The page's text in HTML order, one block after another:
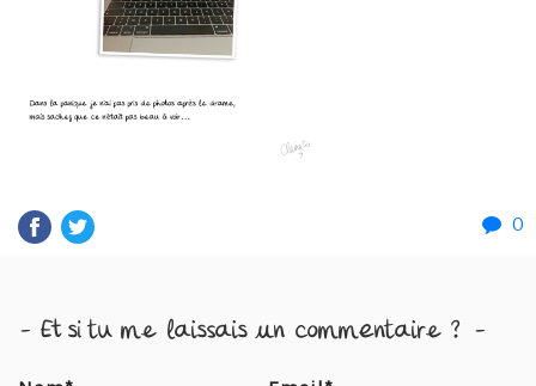
0
- Et si tu me laissais un commentaire ? -